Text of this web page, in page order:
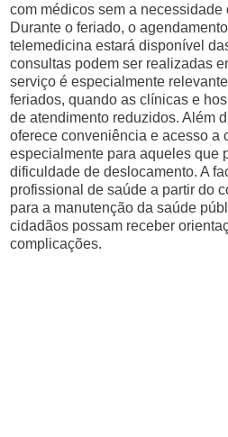
com médicos sem a necessidade
Durante o feriado, o
telemedicina estará disponível
consultas podem ser realizadas
serviço é especialmente
feriados, quando as clínicas e
de atendimento reduzidos. Além
oferece conveniência e acesso a
especialmente para aqueles que
dificuldade de deslocamento. A
profissional de saúde a partir do
para a manutenção da saúde
cidadãos possam receber
complicações.